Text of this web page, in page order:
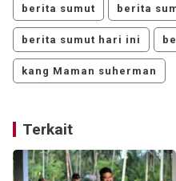
berita sumut berita
berita sumut hari ini
kang Maman suherman
Terkait